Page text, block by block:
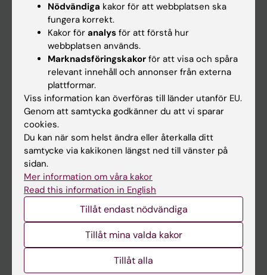
Kalender
Schema
Studentmejlen
Kurs- och programwebbar
Student på KI
Medarbetare
Medarbetarportalen
Kontakta och besök KI
Universitetsbiblioteket
Nödvändiga kakor för att webbplatsen ska
fungera korrekt.
Kakor för analys för att förstå hur
webbplatsen används.
Marknadsföringskakor för att visa och spåra
relevant innehåll och annonser från externa
plattformar.
Viss information kan överföras till länder utanför EU.
Genom att samtycka godkänner du att vi sparar
cookies.
Du kan när som helst ändra eller återkalla ditt
samtycke via kakikonen längst ned till vänster på
sidan.
Mer information om våra kakor
Read this information in English
Tillåt endast nödvändiga
Tillåt mina valda kakor
Tillåt alla